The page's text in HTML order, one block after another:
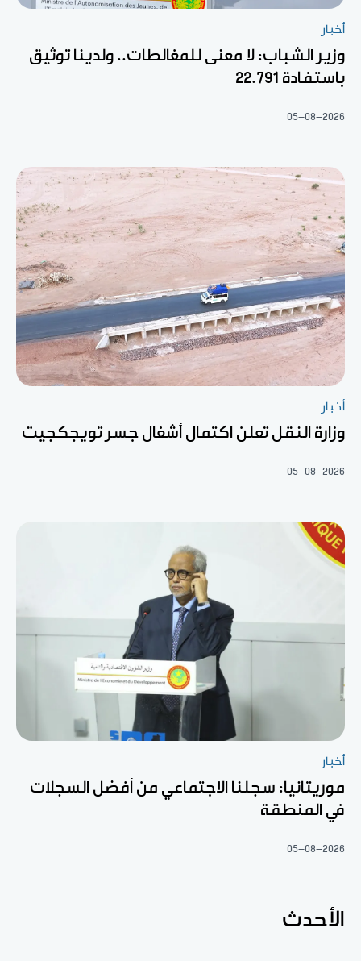
أخبار
وزير الشباب: لا معنى للمغالطات.. ولدينا توثيق
باستفادة 22.791
05-08-2026
أخبار
وزارة النقل تعلن اكتمال أشغال جسر تويجكجيت
05-08-2026
أخبار
موريتانيا: سجلنا الاجتماعي من أفضل السجلات
في المنطقة
05-08-2026
الأحدث